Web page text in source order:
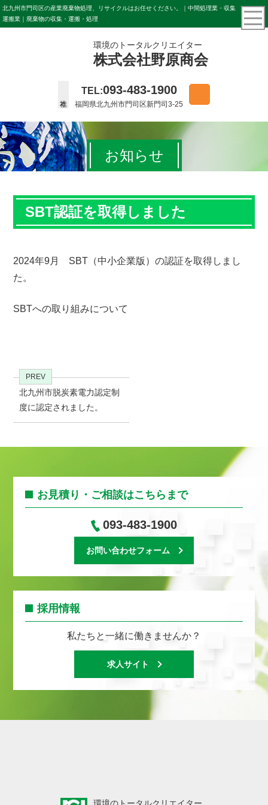
北九州市門司区の産業廃棄物処理、リサイクルはお任せください。｜中間処理業・収集
運搬業｜廃棄物の収集・運搬・処理
環境のトータルクリエイター
株式会社野原商会
TEL:093-483-1900
福岡県北九州市門司区新門司3-25
お知らせ
SBT認証を取得しました
2024年9月 SBT（中小企業版）の認証を取得しまし
た。
SBTへの取り組みについて
PREV
北九州市脱炭素電力認定制
度に認定されました。
お見積り・ご相談はこちらまで
093-483-1900
お問い合わせフォーム
採用情報
私たちと一緒に働きませんか？
求人サイト
環境のトータルクリエイター